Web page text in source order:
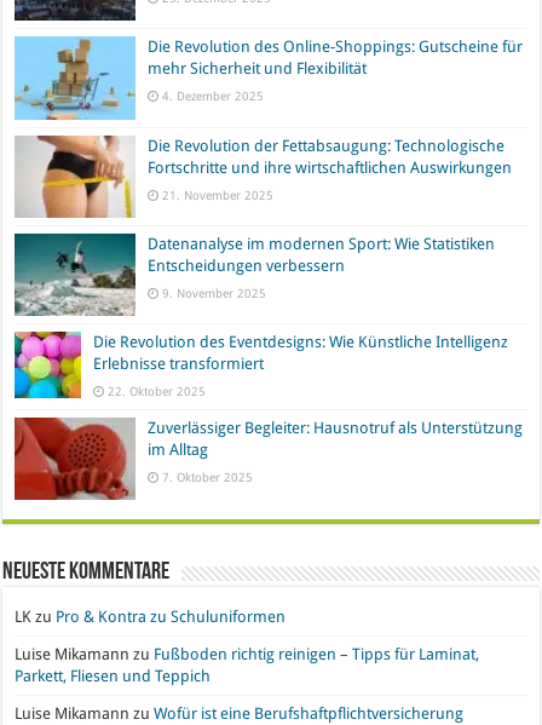
Die Revolution des Online-Shoppings: Gutscheine für
mehr Sicherheit und Flexibilität
4. Dezember 2025
Die Revolution der Fettabsaugung: Technologische
Fortschritte und ihre wirtschaftlichen Auswirkungen
21. November 2025
Datenanalyse im modernen Sport: Wie Statistiken
Entscheidungen verbessern
9. November 2025
Die Revolution des Eventdesigns: Wie Künstliche Intelligenz
Erlebnisse transformiert
22. Oktober 2025
Zuverlässiger Begleiter: Hausnotruf als Unterstützung
im Alltag
7. Oktober 2025
Neueste Kommentare
LK zu Pro & Kontra zu Schuluniformen
Luise Mikamann zu Fußboden richtig reinigen – Tipps für Laminat,
Parkett, Fliesen und Teppich
Luise Mikamann zuWofür ist eine Berufshaftpflichtversicherung